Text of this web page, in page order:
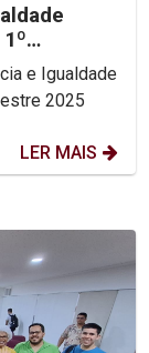
2025
LER MAIS